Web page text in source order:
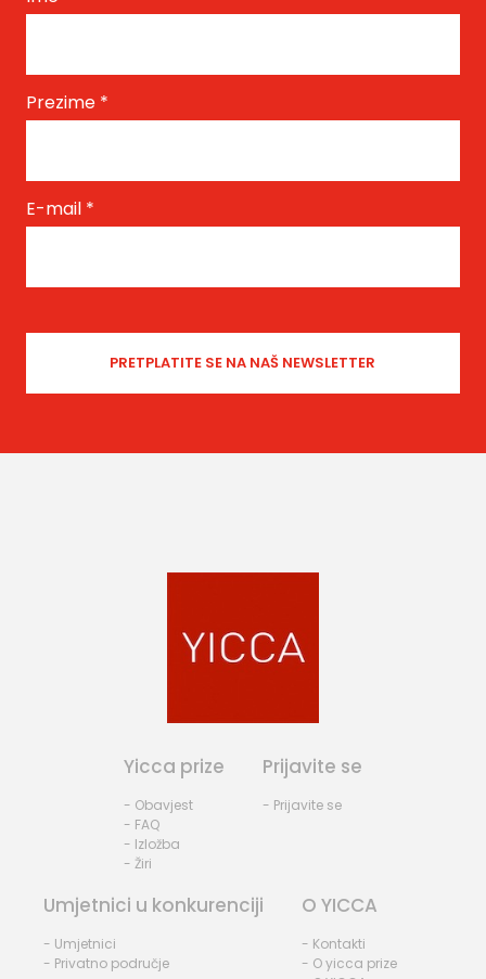
Prezime *
E-mail *
Yicca prize
- Obavjest
- FAQ
- Izložba
- Žiri
Prijavite se
- Prijavite se
Umjetnici u konkurenciji
- Umjetnici
- Privatno područje
O YICCA
- Kontakti
- O yicca prize